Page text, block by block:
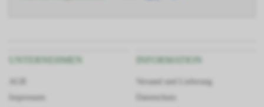
UNTERNEHMEN
Impressum
INFORMATION
Versand und Lieferung
Datenschutz